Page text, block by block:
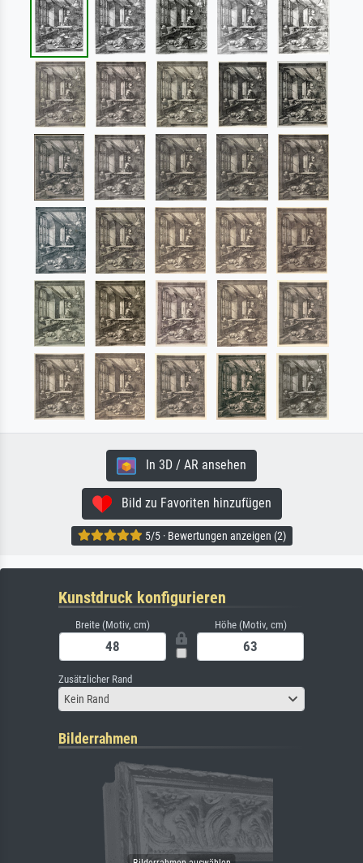
In 3D / AR ansehen
Bild zu Favoriten hinzufügen
5/5 · Bewertungen anzeigen (2)
Kunstdruck konfigurieren
Breite (Motiv, cm) Höhe (Motiv, cm)
Zusätzlicher Rand
Kein Rand
Bilderrahmen